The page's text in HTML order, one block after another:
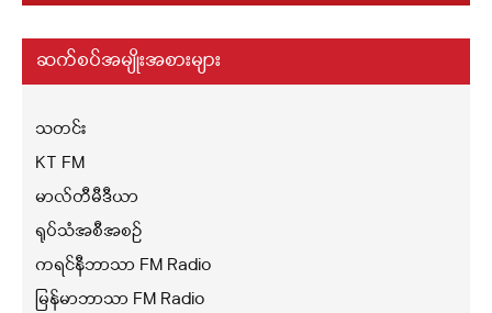
ဆက်စပ်အမျိုးအစားများ
သတင်း
KT FM
မာလ်တီမီဒီယာ
ရုပ်သံအစီအစဉ်
ကရင်နီဘာသာ FM Radio
မြန်မာဘာသာ FM Radio